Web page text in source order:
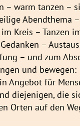
– warm tanzen –
Abendthema
Kreis – Tanzen
–
– und zum
und bewegen:
Angebot für
diejenigen, die
Orten auf den